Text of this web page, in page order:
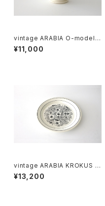
vintage ARABIA O-model b
owl ivory / ヴィンテージ アラ
ビア ボウル アイボリー
¥11,000
vintage ARABIA KROKUS Pl
ate 20cm / ヴィンテージ アラ
ビア クロッカス 20cmプレート
¥13,200